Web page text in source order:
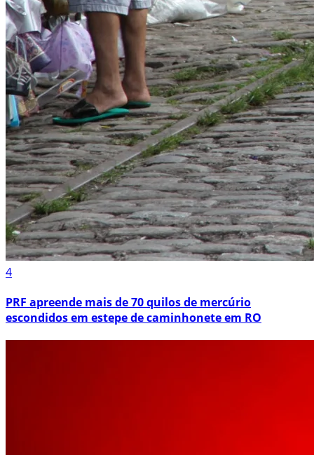
4
PRF apreende mais de 70 quilos de mercúrio
escondidos em estepe de caminhonete em RO